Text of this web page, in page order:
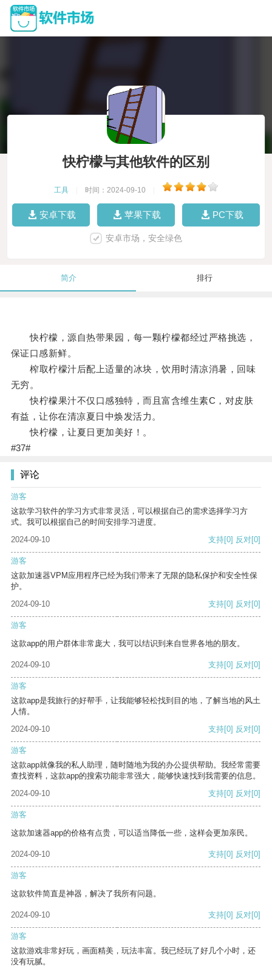
快柠檬与其他软件的区别
工具 时间：2024-09-10
安卓下载 苹果下载 PC下载
安卓市场，安全绿色
简介 排行
快柠檬，源自热带果园，每一颗柠檬都经过严格挑选，
保证口感新鲜。
榨取柠檬汁后配上适量的冰块，饮用时清凉消暑，回味
无穷。
快柠檬果汁不仅口感独特，而且富含维生素C，对皮肤
有益，让你在清凉夏日中焕发活力。
快柠檬，让夏日更加美好！。
#37#
评论
游客
这款学习软件的学习方式非常灵活，可以根据自己的需求选择学习方
式。我可以根据自己的时间安排学习进度。
2024-09-10
支持[0] 反对[0]
游客
这款加速器VPM应用程序已经为我们带来了无限的隐私保护和安全性保
护。
2024-09-10
支持[0] 反对[0]
游客
这款app的用户群体非常庞大，我可以结识到来自世界各地的朋友。
2024-09-10 支持[0] 反对[0]
游客
这款app是我旅行的好帮手，让我能够轻松找到目的地，了解当地的风土
人情。
2024-09-10
支持[0] 反对[0]
游客
这款app就像我的私人助理，随时随地为我的办公提供帮助。我经常需要
查找资料，这款app的搜索功能非常强大，能够快速找到我需要的信息。
2024-09-10
支持[0] 反对[0]
游客
这款加速器app的价格有点贵，可以适当降低一些，这样会更加亲民。
2024-09-10 支持[0] 反对[0]
游客
这款软件简直是神器，解决了我所有问题。
2024-09-10 支持[0] 反对[0]
游客
这款游戏非常好玩，画面精美，玩法丰富。我已经玩了好几个小时，还
没有玩腻。